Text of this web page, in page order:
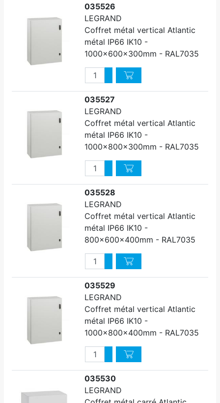
035526
LEGRAND
Coffret métal vertical Atlantic
métal IP66 IK10 -
1000x600x300mm - RAL7035
QuantitéAugmenter quantité
Diminuer quantité
035527
LEGRAND
Coffret métal vertical Atlantic
métal IP66 IK10 -
1000x800x300mm - RAL7035
QuantitéAugmenter quantité
Diminuer quantité
035528
LEGRAND
Coffret métal vertical Atlantic
métal IP66 IK10 -
800x600x400mm - RAL7035
QuantitéAugmenter quantité
Diminuer quantité
035529
LEGRAND
Coffret métal vertical Atlantic
métal IP66 IK10 -
1000x800x400mm - RAL7035
QuantitéAugmenter quantité
Diminuer quantité
035530
LEGRAND